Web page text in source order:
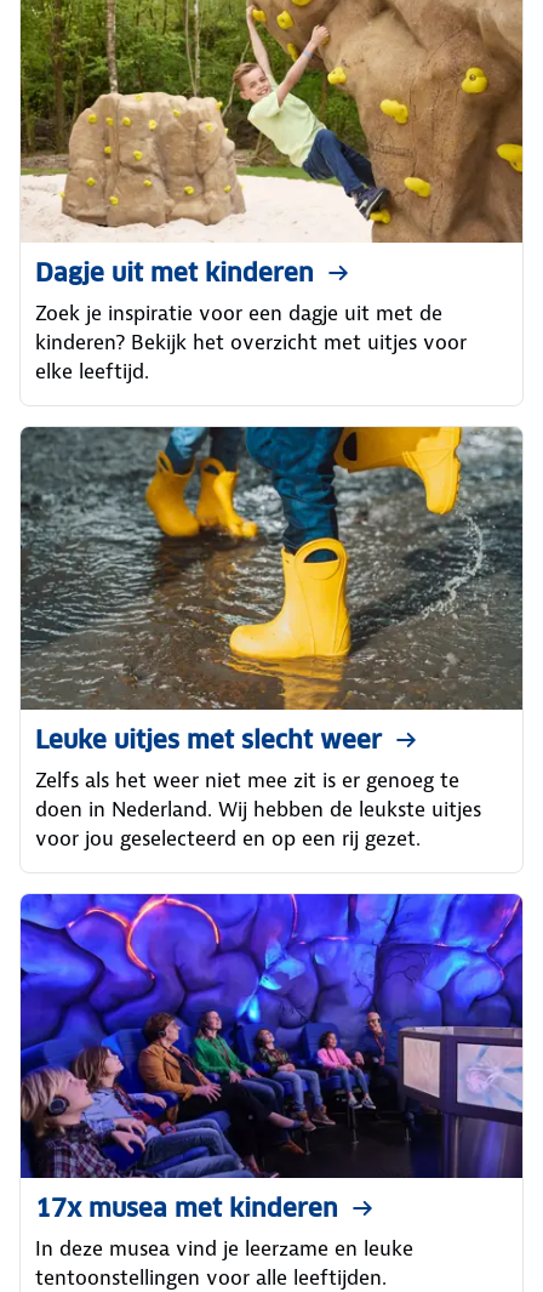
Dagje uit met kinderen
Zoek je inspiratie voor een dagje uit met de
kinderen? Bekijk het overzicht met uitjes voor
elke leeftijd.
Leuke uitjes met slecht weer
Zelfs als het weer niet mee zit is er genoeg te
doen in Nederland. Wij hebben de leukste uitjes
voor jou geselecteerd en op een rij gezet.
17x musea met kinderen
In deze musea vind je leerzame en leuke
tentoonstellingen voor alle leeftijden.